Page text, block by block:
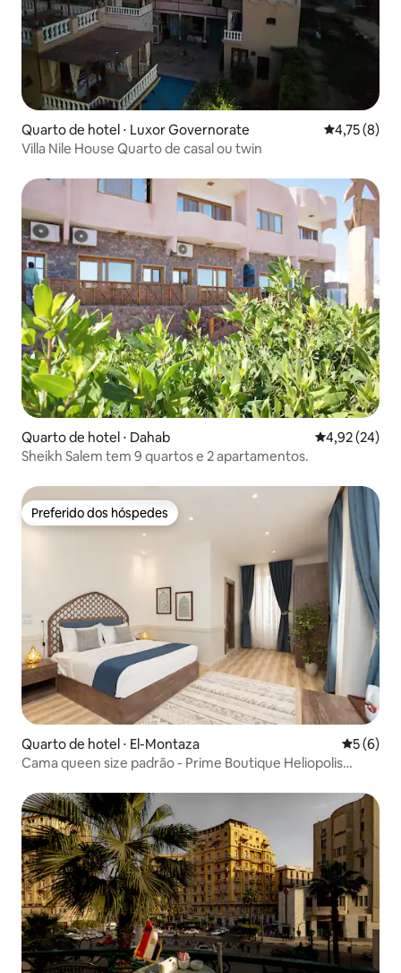
Quarto de hotel ⋅ Luxor Governorate 4,75 de
4,75 (8)
Villa Nile House Quarto de casal ou twin
Quarto de hotel ⋅ Dahab 4,92 de uma
4,92 (24)
Sheikh Salem tem 9 quartos e 2 apartamentos.
Preferido dos hóspedes
Preferido dos hóspedes
Quarto de hotel ⋅ El-Montaza 5 de
5 (6)
Cama queen size padrão - Prime Boutique Heliopolis